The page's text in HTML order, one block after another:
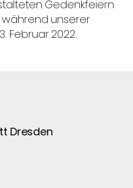
Gedenkfeiern
während unserer
Februar 2022.
Dresden